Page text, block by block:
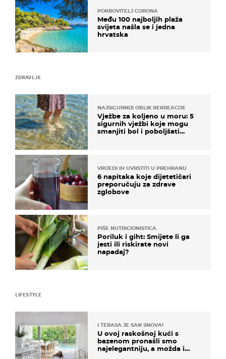
ZDRAVLJE
NAJSIGURNIJI OBLIK REKREACIJE
Vježbe za koljeno u moru: 5
sigurnih vježbi koje mogu
smanjiti bol i poboljšati
VRIJEDI IH UVRSTITI U PREHRANU
6 napitaka koje dijetetičari
preporučuju za zdrave
zglobove
PIŠE NUTRICIONISTICA
Poriluk i giht: Smijete li ga
jesti ili riskirate novi
napadaj?
POKROVITELJ CORONA
Među 100 najboljih plaža
svijeta našla se i jedna
hrvatska
LIFESTYLE
I TERASA JE SAN SNOVA!
U ovoj raskošnoj kući s
bazenom pronašli smo
najelegantniju, a možda i